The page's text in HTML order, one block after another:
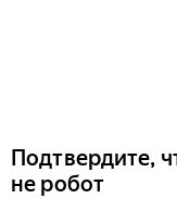
Подтвердите,
не робот